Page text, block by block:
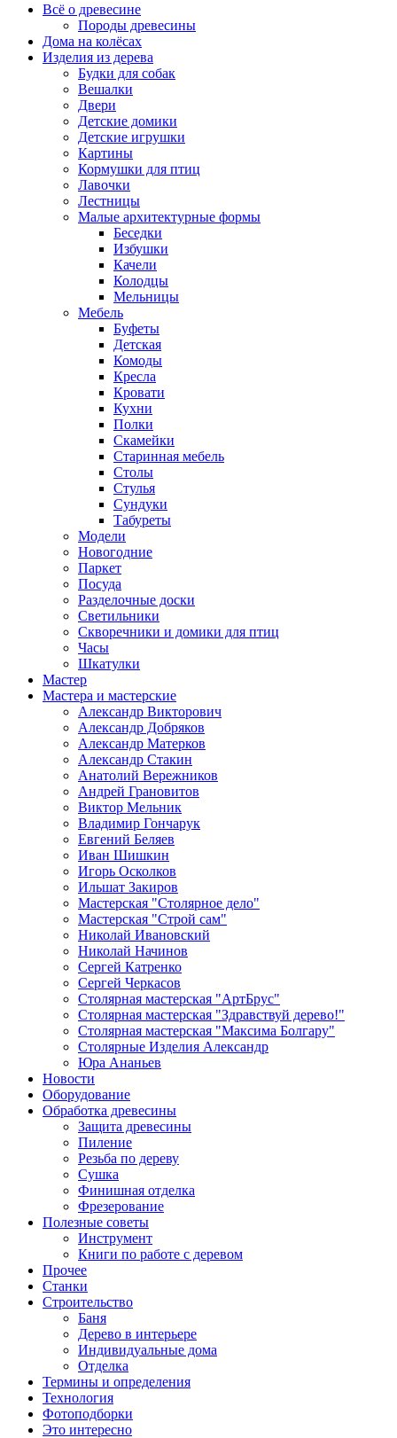
Всё о древесине
Породы древесины
Дома на колёсах
Изделия из дерева
Будки для собак
Вешалки
Двери
Детские домики
Детские игрушки
Картины
Кормушки для птиц
Лавочки
Лестницы
Малые архитектурные формы
Беседки
Избушки
Качели
Колодцы
Мельницы
Мебель
Буфеты
Детская
Комоды
Кресла
Кровати
Кухни
Полки
Скамейки
Старинная мебель
Столы
Стулья
Сундуки
Табуреты
Модели
Новогодние
Паркет
Посуда
Разделочные доски
Светильники
Скворечники и домики для птиц
Часы
Шкатулки
Мастер
Мастера и мастерские
Александр Викторович
Александр Добряков
Александр Матерков
Александр Стакин
Анатолий Вережников
Андрей Грановитов
Виктор Мельник
Владимир Гончарук
Евгений Беляев
Иван Шишкин
Игорь Осколков
Ильшат Закиров
Мастерская "Столярное дело"
Мастерская "Строй сам"
Николай Ивановский
Николай Начинов
Сергей Катренко
Сергей Черкасов
Столярная мастерская "АртБрус"
Столярная мастерская "Здравствуй дерево!"
Столярная мастерская "Максима Болгару"
Столярные Изделия Александр
Юра Ананьев
Новости
Оборудование
Обработка древесины
Защита древесины
Пиление
Резьба по дереву
Сушка
Финишная отделка
Фрезерование
Полезные советы
Инструмент
Книги по работе с деревом
Прочее
Станки
Строительство
Баня
Дерево в интерьере
Индивидуальные дома
Отделка
Термины и определения
Технология
Фотоподборки
Это интересно